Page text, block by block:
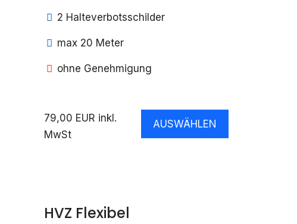
2 Halteverbotsschilder
max 20 Meter
ohne Genehmigung
79,00 EUR inkl.
MwSt
AUSWÄHLEN
HVZ Flexibel